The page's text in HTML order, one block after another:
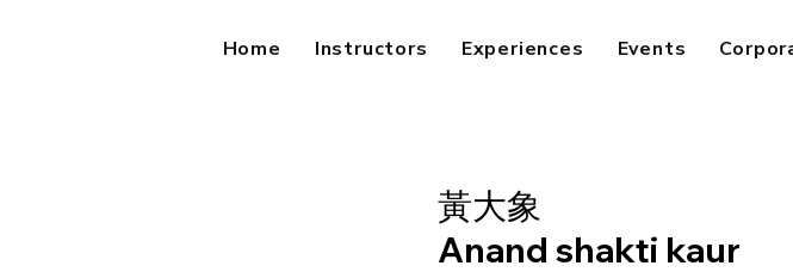
Home Instructors Experiences Events
黃大象
Anand shakti kaur